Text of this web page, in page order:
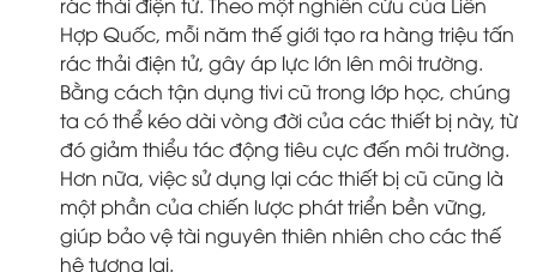
Hợp Quốc, mỗi năm thế giới tạo ra hàng triệu tấn
rác thải điện tử, gây áp lực lớn lên môi trường.
Bằng cách tận dụng tivi cũ trong lớp học, chúng
ta có thể kéo dài vòng đời của các thiết bị này, từ
đó giảm thiểu tác động tiêu cực đến môi trường.
Hơn nữa, việc sử dụng lại các thiết bị cũ cũng là
một phần của chiến lược phát triển bền vững,
giúp bảo vệ tài nguyên thiên nhiên cho các thế
hệ tương lai.